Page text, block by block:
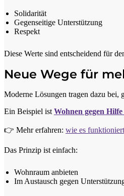
Solidarität
Gegenseitige Unterstützung
Respekt
Diese Werte sind entscheidend für
Neue Wege für
Moderne Lösungen tragen dazu bei,
Ein Beispiel ist Wohnen gegen Hilfe
👉 Mehr erfahren: wie es funktioniert
Das Prinzip ist einfach:
Wohnraum anbieten
Im Austausch gegen